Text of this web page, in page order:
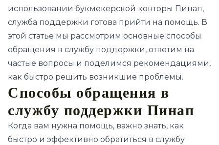
использовании букмекерской конторы Пинап,
служба поддержки готова прийти на помощь. В
этой статье мы рассмотрим основные способы
обращения в службу поддержки, ответим на
частые вопросы и поделимся рекомендациями,
как быстро решить возникшие проблемы.
Способы обращения в
службу поддержки Пинап
Когда вам нужна помощь, важно знать, как
быстро и эффективно обратиться в службу